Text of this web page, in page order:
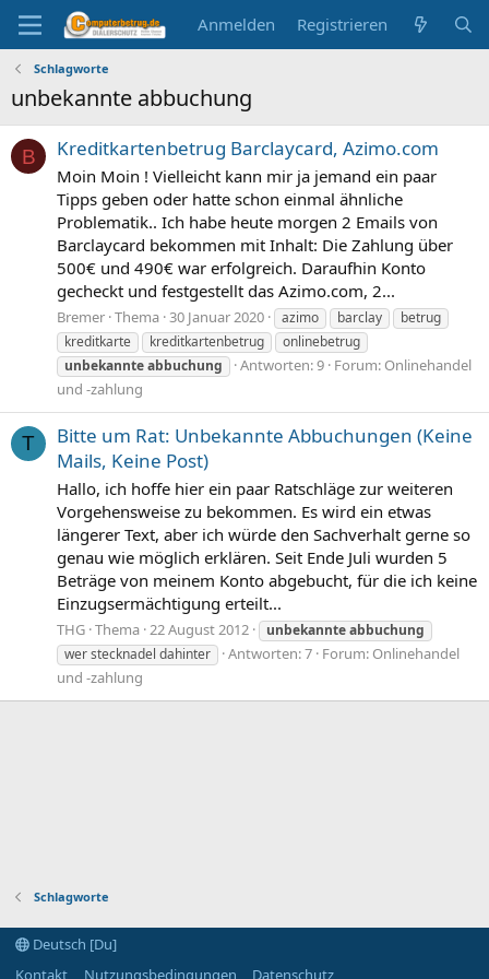
Anmelden Registrieren
Schlagworte
unbekannte abbuchung
B Kreditkartenbetrug Barclaycard, Azimo.com
Moin Moin ! Vielleicht kann mir ja jemand ein paar
Tipps geben oder hatte schon einmal ähnliche
Problematik.. Ich habe heute morgen 2 Emails von
Barclaycard bekommen mit Inhalt: Die Zahlung über
500€ und 490€ war erfolgreich. Daraufhin Konto
gecheckt und festgestellt das Azimo.com, 2...
Bremer Thema 30 Januar 2020 azimo barclay
betrug
kreditkarte
kreditkartenbetrug
onlinebetrug
unbekannteabbuchung Antworten: 9 Forum: Onlinehandel
und -zahlung
T
Bitte um Rat: Unbekannte Abbuchungen (Keine
Mails, Keine Post)
Hallo, ich hoffe hier ein paar Ratschläge zur weiteren
Vorgehensweise zu bekommen. Es wird ein etwas
längerer Text, aber ich würde den Sachverhalt gerne so
genau wie möglich erklären. Seit Ende Juli wurden 5
Beträge von meinem Konto abgebucht, für die ich keine
Einzugsermächtigung erteilt...
THG Thema 22 August 2012 unbekannteabbuchung
wer stecknadel dahinter
Antworten: 7 Forum: Onlinehandel
und -zahlung
Schlagworte
Deutsch [Du]
Kontakt
Nutzungsbedingungen Datenschutz